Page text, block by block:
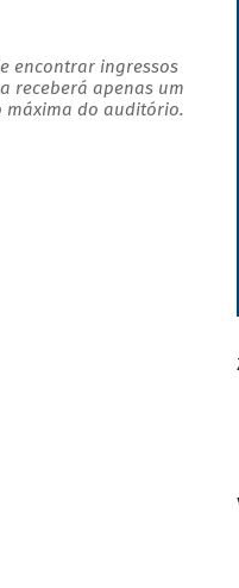
encontrar ingressos
receberá apenas um
máxima do auditório.